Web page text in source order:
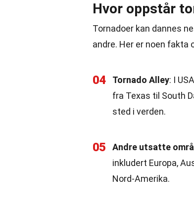
Hvor oppstår
Tornadoer kan dannes
andre. Her er noen fakta
04 Tornado Alley: I
fra Texas til South
sted i verden.
05 Andre utsatte
inkludert Europa,
Nord-Amerika.